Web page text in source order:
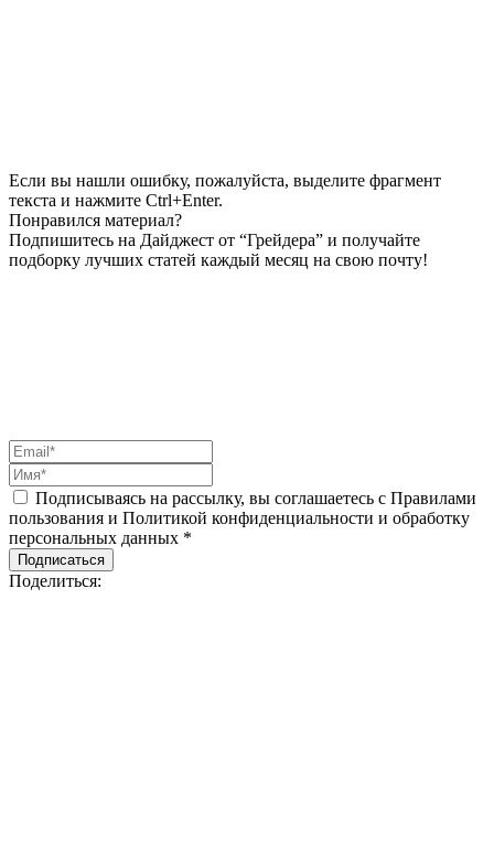
Если вы нашли ошибку, пожалуйста, выделите фрагмент
текста и нажмите Ctrl+Enter.
Понравился материал?
Подпишитесь на Дайджест от “Грейдера” и получайте
подборку лучших статей каждый месяц на свою почту!
Подписываясь на рассылку, вы соглашаетесь с Правилами
пользования и Политикой конфиденциальности и обработку
персональных данных *
Подписаться
Поделиться: